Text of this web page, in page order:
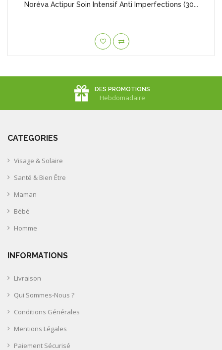
Noréva Actipur Soin Intensif Anti Imperfections (30...
DES PROMOTIONS
Hebdomadaire
CATÉGORIES
Visage & Solaire
Santé & Bien Être
Maman
Bébé
Homme
INFORMATIONS
Livraison
Qui Sommes-Nous ?
Conditions Générales
Mentions Légales
Paiement Sécurisé